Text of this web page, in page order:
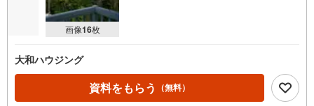
画像16枚
大和ハウジング
資料をもらう （無料）